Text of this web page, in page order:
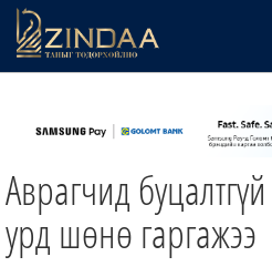
ТВ8
ӨГЛӨӨНИЙ СОНИН
АУДИО ЗОХИОЛ
ЗИНДАА СЭТГҮҮЛ
Аврагчид
урд шөнө гаргажээ